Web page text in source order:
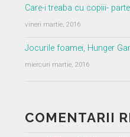
Care-i treaba cu copiii-
vineri martie, 2016
Jocurile foamei, Hunger
miercuri martie, 2016
COMENTARII